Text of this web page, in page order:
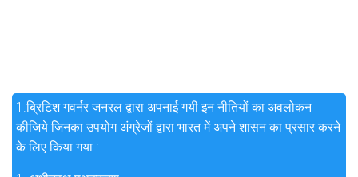
1.ब्रिटिश गवर्नर जनरल द्वारा अपनाई गयी इन नीतियों का अवलोकन
कीजिये जिनका उपयोग अंग्रेजों द्वारा भारत में अपने शासन का प्रसार करने
के लिए किया गया :